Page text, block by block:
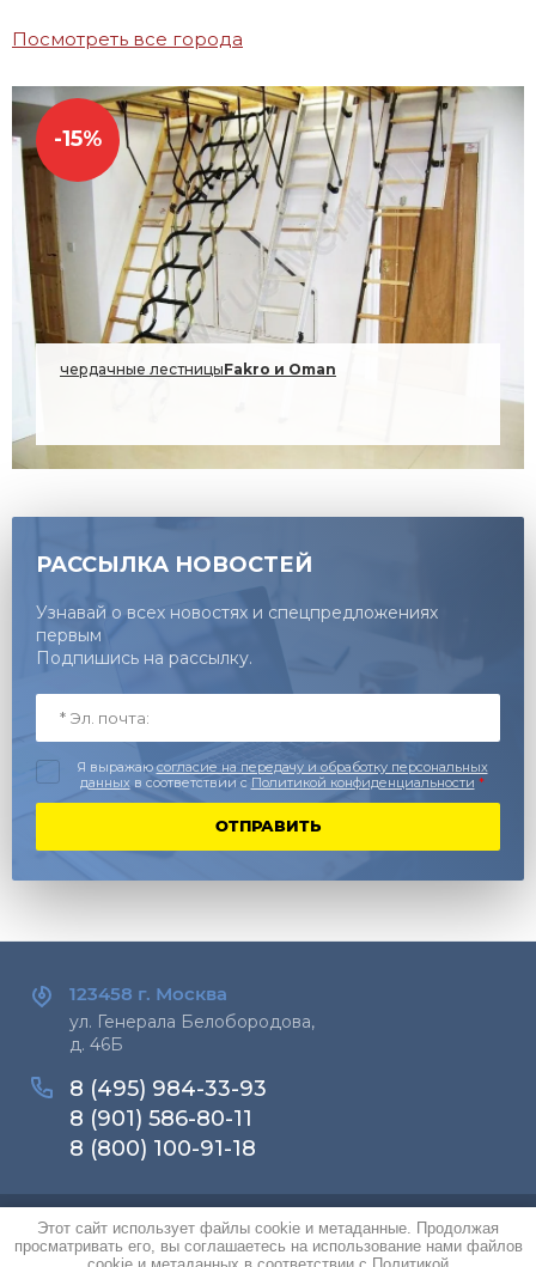
Посмотреть все города
-15%
чердачные лестницыFakro и Oman
РАССЫЛКА НОВОСТЕЙ
Узнавай о всех новостях и спецпредложениях
первым
Подпишись на рассылку.
Я выражаю согласие на передачу и обработку персональных
данныхв соответствии с Политикой конфиденциальности *
ОТПРАВИТЬ
123458 г. Москва
ул. Генерала Белобородова,
д. 46Б
8 (495) 984-33-93
8 (901) 586-80-11
8 (800) 100-91-18
Copyright © 2016-2026 РусВент
Политика конфиденциальности
Этот сайт использует файлы cookie и метаданные. Продолжая
просматривать его, вы соглашаетесь на использование нами файлов